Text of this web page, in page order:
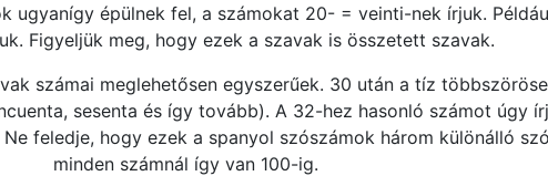
ugyanígy épülnek fel, a számokat 20- = veinti-nek írjuk.
Figyeljük meg, hogy ezek a szavak is összetett szavak.
számai meglehetősen egyszerűek. 30 után a tíz
sesenta és így tovább). A 32-hez hasonló számot úgy
feledje, hogy ezek a spanyol szószámok három különálló
minden számnál így van 100-ig.